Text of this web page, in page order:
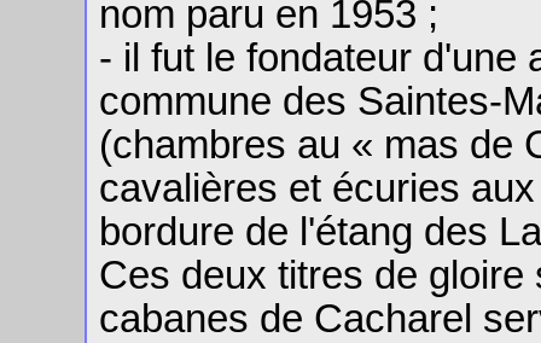
nom paru en 1953 ;
- il fut le fondateur d'une
commune des Saintes-
(chambres au « mas de
cavalières et écuries
bordure de l'étang des
Ces deux titres de
cabanes de Cacharel